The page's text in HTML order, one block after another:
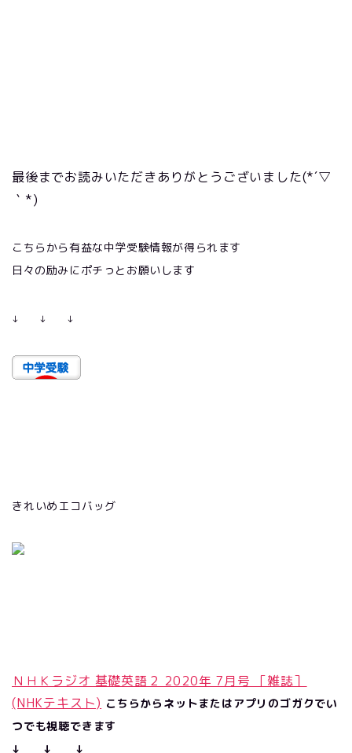
最後までお読みいただきありがとうございました(*´▽
｀*)
こちらから有益な中学受験情報が得られます
日々の励みにポチっとお願いします
↓ ↓ ↓
きれいめエコバッグ
ＮＨＫラジオ 基礎英語２ 2020年 7月号 ［雑誌］
(NHKテキスト) こちらからネットまたはアプリのゴガクでい
つでも視聴できます
↓ ↓ ↓